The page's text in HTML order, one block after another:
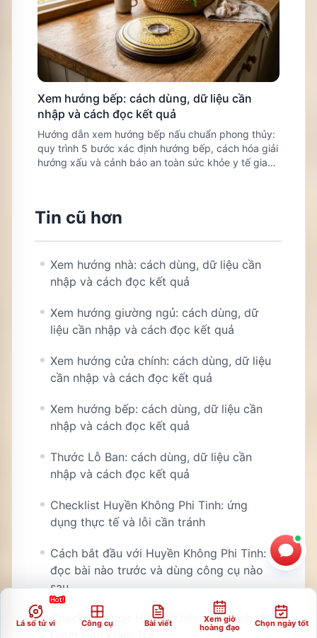
Xem hướng bếp: cách dùng, dữ liệu cần
nhập và cách đọc kết quả
Hướng dẫn xem hướng bếp nấu chuẩn phong thủy:
quy trình 5 bước xác định hướng bếp, cách hóa giải
hướng xấu và cảnh báo an toàn sức khỏe y tế gia
Tin cũ hơn
Xem hướng nhà: cách dùng, dữ liệu cần
nhập và cách đọc kết quả
Xem hướng giường ngủ: cách dùng, dữ
liệu cần nhập và cách đọc kết quả
Xem hướng cửa chính: cách dùng, dữ liệu
cần nhập và cách đọc kết quả
Xem hướng bếp: cách dùng, dữ liệu cần
nhập và cách đọc kết quả
Thước Lỗ Ban: cách dùng, dữ liệu cần
nhập và cách đọc kết quả
Checklist Huyền Không Phi Tinh: ứng
dụng thực tế và lỗi cần tránh
Cách bắt đầu với Huyền Không Phi Tinh:
đọc bài nào trước và dùng công cụ nào
sau
Checklist Audit Huyền Không Phi Tinh: 32
Lá số tử vi Công cụ Bài viết
Xem giờ
hoàng đạo
Chọn ngày tốt